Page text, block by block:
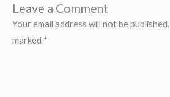
Leave a Comment
Your email address will not be published.
marked *